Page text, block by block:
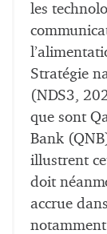
les
Stratégie
(NDS3,
que sont
Bank
illustrent
doit
accrue
notamment